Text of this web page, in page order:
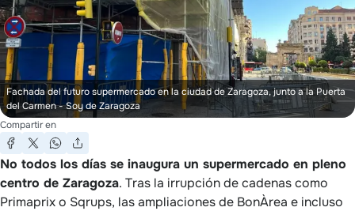
Fachada del futuro supermercado en la ciudad de Zaragoza, junto a la Puerta
del Carmen- Soy de Zaragoza
Compartir en
No todos los días se inaugura un supermercado en pleno
centro de Zaragoza. Tras la irrupción de cadenas como
Primaprix o Sqrups, las ampliaciones de BonÀrea e incluso